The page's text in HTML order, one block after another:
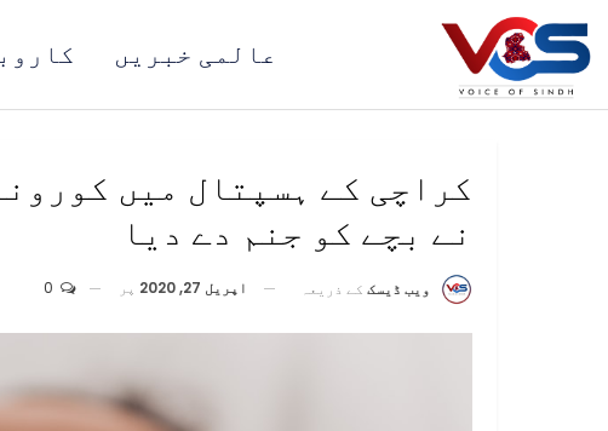
عالمی خبریں
کراچی کے ہسپتال میں
نے بچے کو جنم دے دیا
ویب ڈیسک کے ذریعہ اپریل 27, 2020 پر